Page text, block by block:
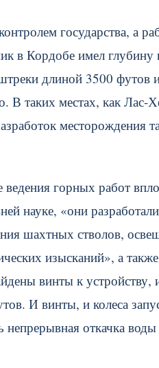
государства, а
в Кордобе имел
длиной 3500 футов
В таких местах, как
месторождения
горных работ
науке, «они
шахтных стволов,
изысканий», а
винты к
И винты, и колеса
непрерывная откачка